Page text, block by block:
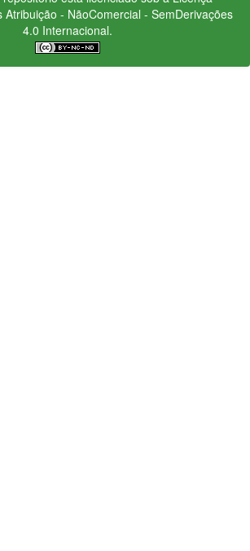
Atribuição - NãoComercial - SemDerivações
4.0 Internacional.